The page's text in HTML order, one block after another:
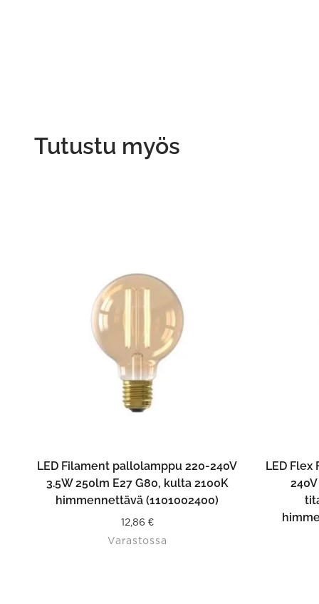
Tutustu myös
LISÄÄ OSTOSKORIIN
LED Filament pallolamppu 220-240V
3.5W 250lm E27 G80, kulta 2100K
himmennettävä (1101002400)
12,86 €
Varastossa
LED